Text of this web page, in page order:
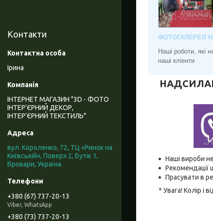
ФОТОГАЛЕРЕЯ
Наші роботи, які
наші кліенти
Наші вироби
Рекомендації
Прасувати в
* Увага! Колір і
Контакти
Ірина
ІНТЕРНЕТ МАГАЗИН "3D - ФОТО
ІНТЕР’ЄРНИЙ ДЕКОР,
ІНТЕР’ЄРНИЙ ТЕКСТИЛЬ"
вул. Короленко, 72, ТЦ «Ринок на
Київській», Поверх 2, Бутік 1,
Бровари, Україна
+380 (67) 737-20-13
Viber, WhatsApp
+380 (73) 737-20-13